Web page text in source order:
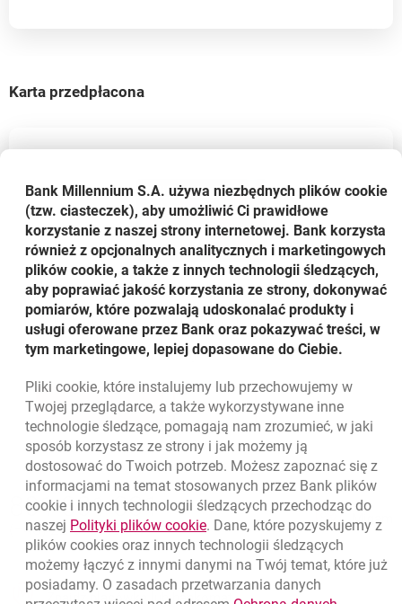
Karta przedpłacona
Millennium Mastercard Prepaid
doskonały pomysł na prezent lub elektroniczne
kieszonkowe
możliwość wielokrotnego zasilania
ZAMÓW KARTĘOTWIERA SIĘ W NOWEJ KARCIE
WIĘCEJ
Nawigacja dolna
Zadzwoń do nas
801 331 331
(+48) 22 598 40 40
Migam
Znajdź placówkę lub bankomat otwiera się w nowej karcie
Bank Millennium S.A. używa niezbędnych plików cookie
(tzw. ciasteczek), aby umożliwić Ci prawidłowe
korzystanie z naszej strony internetowej. Bank korzysta
również z opcjonalnych analitycznych i marketingowych
plików cookie, a także z innych technologii śledzących,
aby poprawiać jakość korzystania ze strony, dokonywać
pomiarów, które pozwalają udoskonalać produkty i
usługi oferowane przez Bank oraz pokazywać treści, w
tym marketingowe, lepiej dopasowane do Ciebie.
Pliki cookie, które instalujemy lub przechowujemy w
Twojej przeglądarce, a także wykorzystywane inne
technologie śledzące, pomagają nam zrozumieć, w jaki
sposób korzystasz ze strony i jak możemy ją
dostosować do Twoich potrzeb. Możesz zapoznać się z
informacjami na temat stosowanych przez Bank plików
cookie i innych technologii śledzących przechodząc do
naszej Polityki plików cookielink otwiera się w nowym oknie
. Dane, które pozyskujemy z
plików cookies oraz innych technologii śledzących
możemy łączyć z innymi danymi na Twój temat, które już
posiadamy. O zasadach przetwarzania danych